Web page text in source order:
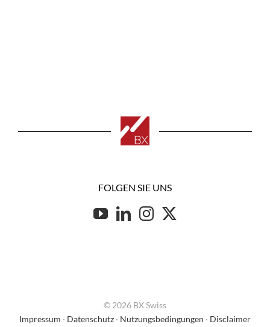
FOLGEN SIE UNS
© 2026 BX Swiss
Impressum · Datenschutz · Nutzungsbedingungen · Disclaimer